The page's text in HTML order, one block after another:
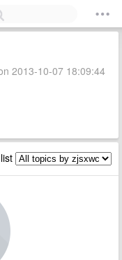
2013-10-07 18:09:44